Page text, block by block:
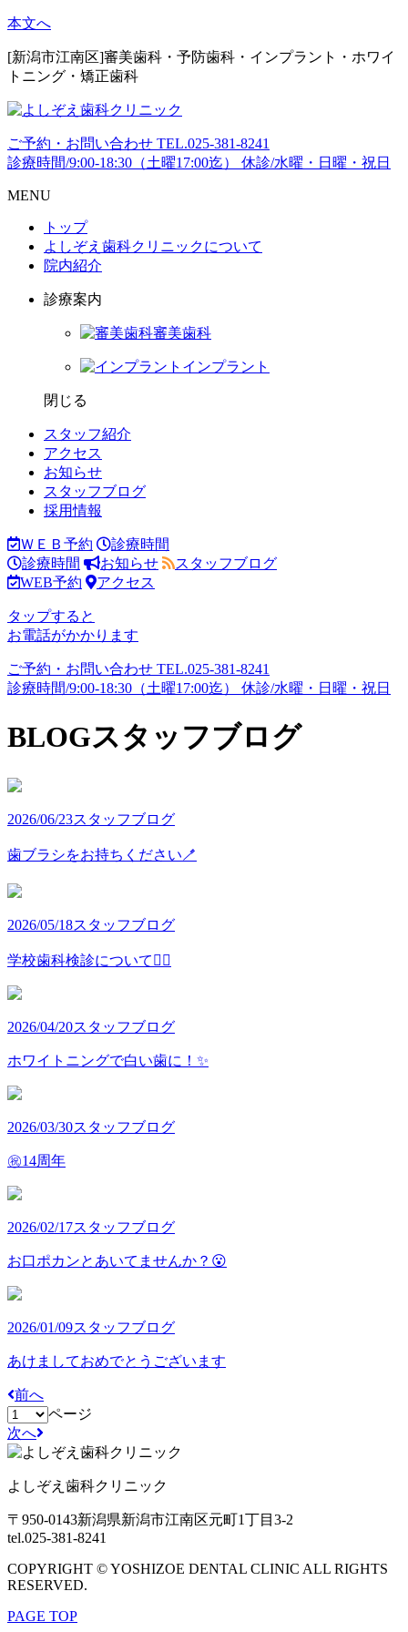
本文へ
[新潟市江南区]審美歯科・予防歯科・インプラント・ホワイ
トニング・矯正歯科
ご予約・お問い合わせ TEL.025-381-8241
診療時間/9:00-18:30（土曜17:00迄）
休診/水曜・日曜・祝日
MENU
トップ
よしぞえ歯科クリニックについて
院内紹介
診療案内
審美歯科
インプラント
閉じる
スタッフ紹介
アクセス
お知らせ
スタッフブログ
採用情報
ＷＥＢ予約
診療時間
診療時間
お知らせ
スタッフブログ
WEB予約
アクセス
タップすると
お電話がかかります
ご予約・お問い合わせ TEL.025-381-8241
診療時間/9:00-18:30（土曜17:00迄）
休診/水曜・日曜・祝日
BLOGスタッフブログ
2026/06/23スタッフブログ
歯ブラシをお持ちください🪥
2026/05/18スタッフブログ
学校歯科検診について👩‍⚕️
2026/04/20スタッフブログ
ホワイトニングで白い歯に！✨
2026/03/30スタッフブログ
㊗️14周年
2026/02/17スタッフブログ
お口ポカンとあいてませんか？😮
2026/01/09スタッフブログ
あけましておめでとうございます
前へ
ページ
次へ
よしぞえ歯科クリニック
〒950-0143新潟県新潟市江南区元町1丁目3-2
tel.025-381-8241
COPYRIGHT © YOSHIZOE DENTAL CLINIC ALL RIGHTS
RESERVED.
PAGE TOP